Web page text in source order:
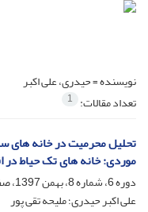
نویسنده =حیدری، علی اکبر
تعداد مقالات: 1
تحلیل محرمیت در خانه های
موردی: خانه های تک حیاط
دوره 6، شماره 8، بهمن 1397، صفحه
علی اکبر حیدری؛ ملیحه تقی پور